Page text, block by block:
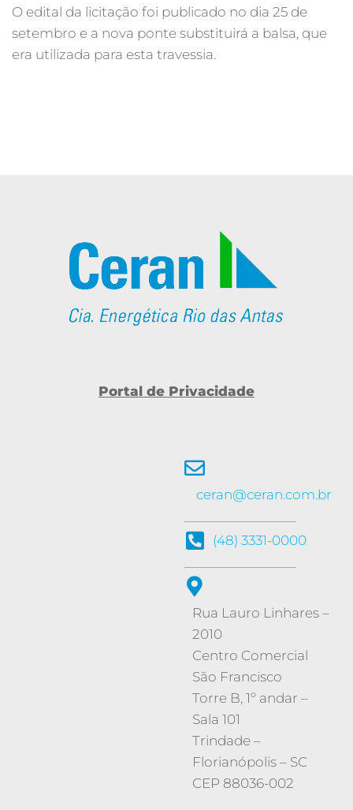
O edital da licitação foi publicado no dia 25 de
setembro e a nova ponte substituirá a balsa, que
era utilizada para esta travessia.
Portal de Privacidade
ceran@ceran.com.br
(48) 3331-0000
Rua Lauro Linhares –
2010
Centro Comercial
São Francisco
Torre B, 1º andar –
Sala 101
Trindade –
Florianópolis – SC
CEP 88036-002